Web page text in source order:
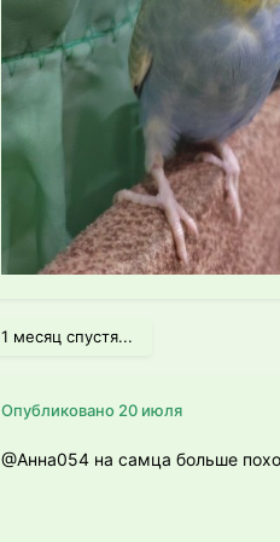
1 месяц спустя...
Опубликовано 20 июля
@Анна054 на самца больше